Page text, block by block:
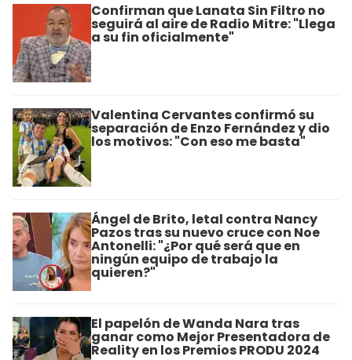
Confirman que Lanata Sin Filtro no
seguirá al aire de Radio Mitre: "Llega
a su fin oficialmente"
Valentina Cervantes confirmó su
separación de Enzo Fernández y dio
los motivos: "Con eso me basta"
Ángel de Brito, letal contra Nancy
Pazos tras su nuevo cruce con Noe
Antonelli: "¿Por qué será que en
ningún equipo de trabajo la
quieren?"
El papelón de Wanda Nara tras
ganar como Mejor Presentadora de
Reality en los Premios PRODU 2024